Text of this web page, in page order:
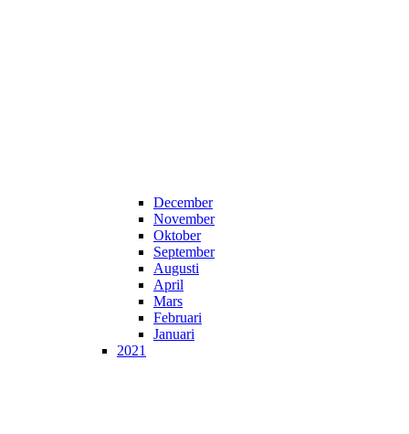
December
November
Oktober
September
Augusti
April
Mars
Februari
Januari
2021